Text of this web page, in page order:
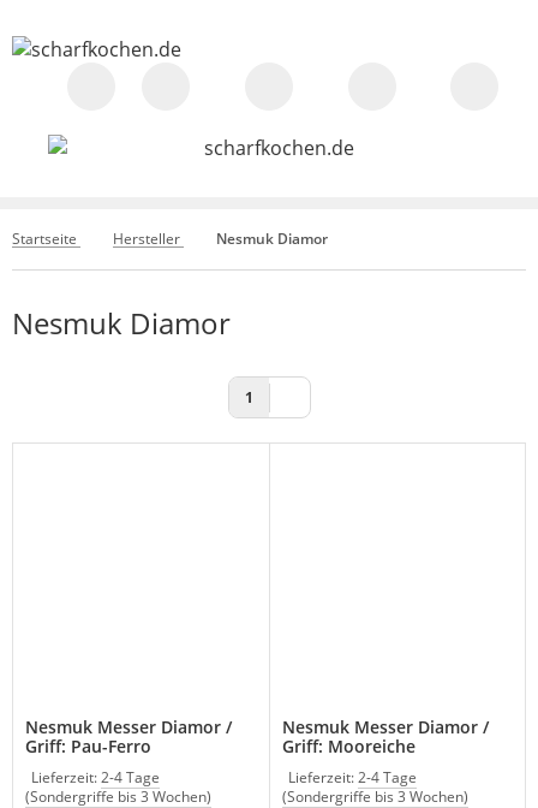
Startseite Hersteller Nesmuk Diamor
Nesmuk Diamor
1
Nesmuk Messer Diamor /
Griff: Pau-Ferro
Lieferzeit:2-4 Tage
(Sondergriffe bis 3 Wochen)
Nesmuk Messer Diamor /
Griff: Mooreiche
Lieferzeit:2-4 Tage
(Sondergriffe bis 3 Wochen)